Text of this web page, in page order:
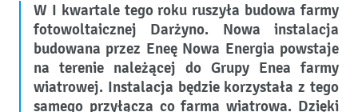
W I kwartale tego roku ruszyła budowa farmy
fotowoltaicznej Darżyno. Nowa instalacja
budowana przez Eneę Nowa Energia powstaje
na terenie należącej do Grupy Enea farmy
wiatrowej. Instalacja będzie korzystała z tego
samego przyłącza co farma wiatrowa. Dzięki